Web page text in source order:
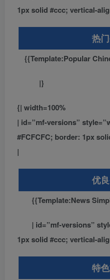
1px solid #ccc; vertical-
热
{{Template:Popular
|}
{| width=100%
| id=”mf-versions”
#FCFCFC; border: 1px
|
优
{{Template:News
| id=”mf-versions”
1px solid #ccc; vertical-
特